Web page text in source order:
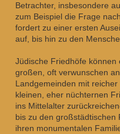
Betrachter, insbesondere
zum Beispiel die Frage
fordert zu einer ersten
auf, bis hin zu den
Jüdische Friedhöfe können
großen, oft verwunschen
Landgemeinden mit
kleinen, eher nüchternen
ins Mittelalter
bis zu den
ihren monumentalen